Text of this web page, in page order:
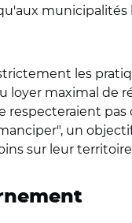
les
maximal de
pas
un
sur leur